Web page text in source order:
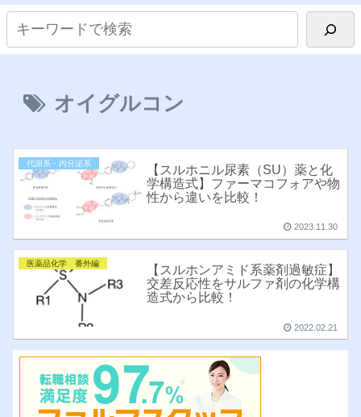
オイグルコン
代謝系・内分泌系
【スルホニル尿素（SU）薬と化
学構造式】ファーマコフォアや物
性から違いを比較！
2023.11.30
医薬品化学 番外編
【スルホンアミド系薬剤過敏症】
交差反応性をサルファ剤の化学構
造式から比較！
2022.02.21